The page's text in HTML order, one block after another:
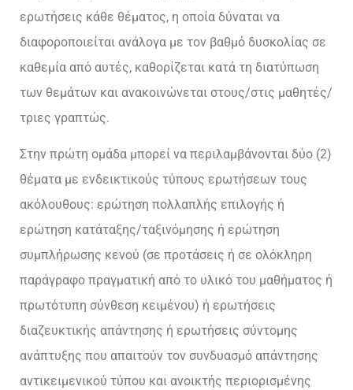
ερωτήσεις κάθε θέματος, η οποία δύναται να
διαφοροποιείται ανάλογα με τον βαθμό δυσκολίας σε
καθεμία από αυτές, καθορίζεται κατά τη διατύπωση
των θεμάτων και ανακοινώνεται στους/στις μαθητές/
τριες γραπτώς.
Στην πρώτη ομάδα μπορεί να περιλαμβάνονται δύο (2)
θέματα με ενδεικτικούς τύπους ερωτήσεων τους
ακόλουθους: ερώτηση πολλαπλής επιλογής ή
ερώτηση κατάταξης/ταξινόμησης ή ερώτηση
συμπλήρωσης κενού (σε προτάσεις ή σε ολόκληρη
παράγραφο πραγματική από το υλικό του μαθήματος ή
πρωτότυπη σύνθεση κειμένου) ή ερωτήσεις
διαζευκτικής απάντησης ή ερωτήσεις σύντομης
ανάπτυξης που απαιτούν τον συνδυασμό απάντησης
αντικειμενικού τύπου και ανοικτής περιορισμένης